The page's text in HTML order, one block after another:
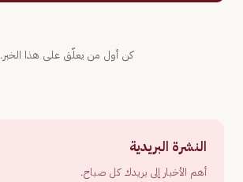
كن أول من يعلّق على هذا الخبر.
النشرة البريدية
أهم الأخبار إلى بريدك كل صباح.